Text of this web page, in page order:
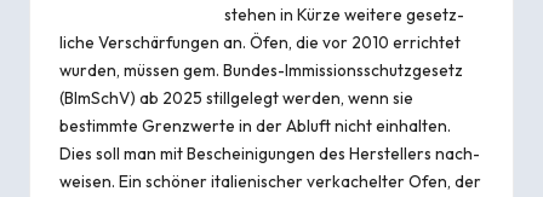
stehen in Kürze weitere gesetz­
liche Ver­schär­fungen an. Öfen, die vor 2010 errichtet
wurden, müssen gem. Bundes-Immis­sions­schutz­gesetz
(BImSchV) ab 2025 stillgelegt werden, wenn sie
bestimmte Grenzwerte in der Abluft nicht einhalten.
Dies soll man mit Bescheinigungen des Herstellers nach­
weisen. Ein schöner italie­ni­scher ver­kachel­ter Ofen, der